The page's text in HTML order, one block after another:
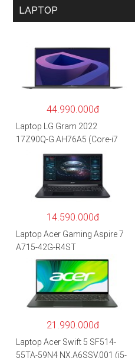
LAPTOP
44.990.000đ
Laptop LG Gram 2022
17Z90Q-G.AH76A5 (Core-i7
1260P/16GB/512GB/17″
WQXGA/Win 11/Xám)
14.590.000đ
Laptop Acer Gaming Aspire 7
A715-42G-R4ST
NH.QAYSV.004 (R5
5500U/8GB RAM/256GB
SSD/15.6″FHD IPS/GTX1650
4GB/Win10) – Hàng chính
21.990.000đ
Laptop Acer Swift 5 SF514-
55TA-59N4 NX.A6SSV.001 (i5-